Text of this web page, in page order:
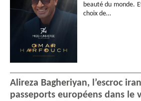
beauté du monde.
choix de…
Alireza Bagheriyan, l’escroc
passeports européens dans le